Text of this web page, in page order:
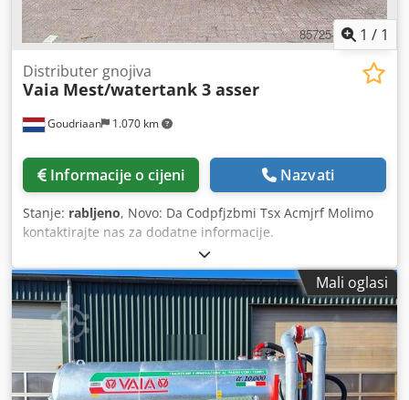
1 / 1
Goudriaan 1.070 km
Distributer gnojiva
Vaia Mest/watertank 3 asser
Informacije o cijeni Nazvati
Stanje: rabljeno, Novo: Da Codpfjzbmi Tsx Acmjrf Molimo
kontaktirajte nas za dodatne informacije.
Mali oglasi